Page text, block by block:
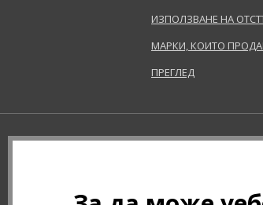
Armand Basi (19)
ASP (2)
Atkinsons (33)
Avène (32)
ИЗПОЛЗВАНЕ НА
МАРКИ, КОИТО
ПРЕГЛЕД